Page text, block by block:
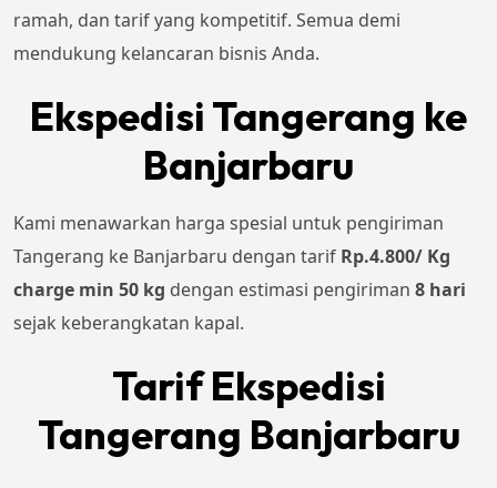
ramah, dan tarif yang kompetitif. Semua demi
mendukung kelancaran bisnis Anda.
Ekspedisi Tangerang ke
Banjarbaru
Kami menawarkan harga spesial untuk pengiriman
Tangerang ke Banjarbaru dengan tarif Rp.4.800/ Kg
charge min 50 kg dengan estimasi pengiriman 8 hari
sejak keberangkatan kapal.
Tarif Ekspedisi
Tangerang Banjarbaru